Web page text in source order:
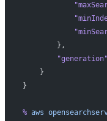
        },
        "generation"
    }
}
% aws